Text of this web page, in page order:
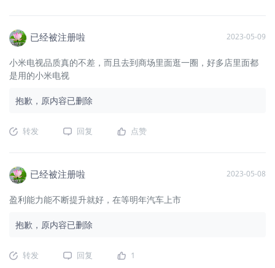
已经被注册啦 2023-05-09
小米电视品质真的不差，而且去到商场里面逛一圈，好多店里面都
是用的小米电视
抱歉，原内容已删除
转发 回复 点赞
已经被注册啦 2023-05-08
盈利能力能不断提升就好，在等明年汽车上市
抱歉，原内容已删除
转发 回复 1